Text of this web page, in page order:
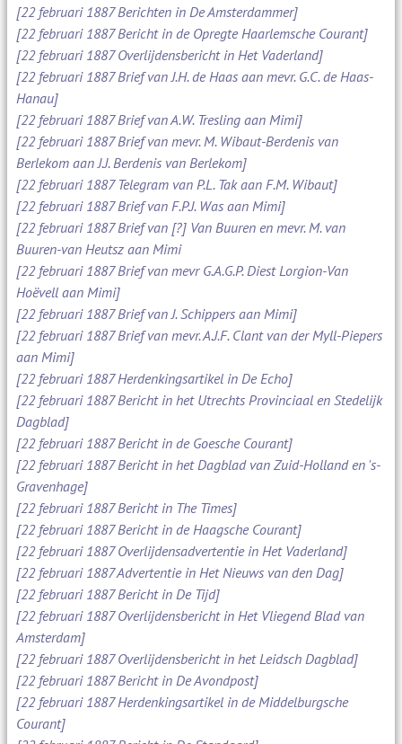
[22 februari 1887 Berichten in De Amsterdammer]
[22 februari 1887 Bericht in de Opregte Haarlemsche Courant]
[22 februari 1887 Overlijdensbericht in Het Vaderland]
[22 februari 1887 Brief van J.H. de Haas aan mevr. G.C. de Haas-
Hanau]
[22 februari 1887 Brief van A.W. Tresling aan Mimi]
[22 februari 1887 Brief van mevr. M. Wibaut-Berdenis van
Berlekom aan J.J. Berdenis van Berlekom]
[22 februari 1887 Telegram van P.L. Tak aan F.M. Wibaut]
[22 februari 1887 Brief van F.P.J. Was aan Mimi]
[22 februari 1887 Brief van [?] Van Buuren en mevr. M. van
Buuren-van Heutsz aan Mimi
[22 februari 1887 Brief van mevr G.A.G.P. Diest Lorgion-Van
Hoëvell aan Mimi]
[22 februari 1887 Brief van J. Schippers aan Mimi]
[22 februari 1887 Brief van mevr. A.J.F. Clant van der Myll-Piepers
aan Mimi]
[22 februari 1887 Herdenkingsartikel in De Echo]
[22 februari 1887 Bericht in het Utrechts Provinciaal en Stedelijk
Dagblad]
[22 februari 1887 Bericht in de Goesche Courant]
[22 februari 1887 Bericht in het Dagblad van Zuid-Holland en 's-
Gravenhage]
[22 februari 1887 Bericht in The Times]
[22 februari 1887 Bericht in de Haagsche Courant]
[22 februari 1887 Overlijdensadvertentie in Het Vaderland]
[22 februari 1887 Advertentie in Het Nieuws van den Dag]
[22 februari 1887 Bericht in De Tijd]
[22 februari 1887 Overlijdensbericht in Het Vliegend Blad van
Amsterdam]
[22 februari 1887 Overlijdensbericht in het Leidsch Dagblad]
[22 februari 1887 Bericht in De Avondpost]
[22 februari 1887 Herdenkingsartikel in de Middelburgsche
Courant]